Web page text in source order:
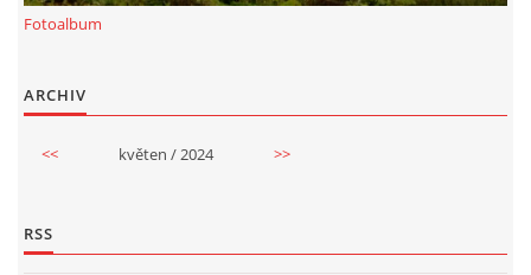
Fotoalbum
ARCHIV
<< květen / 2024 >>
RSS